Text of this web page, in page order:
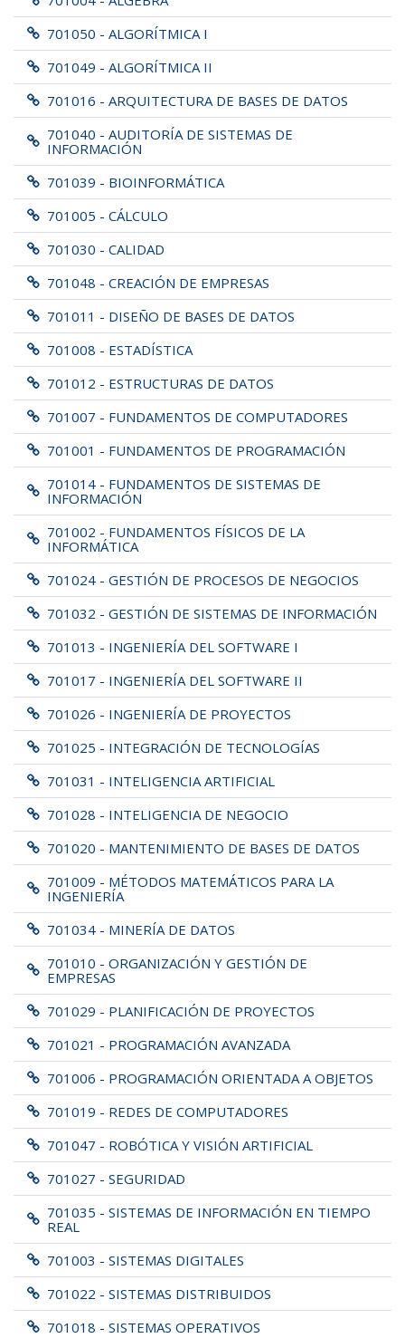
701050 - ALGORÍTMICA I
701049 - ALGORÍTMICA II
701016 - ARQUITECTURA DE BASES DE DATOS
701040 - AUDITORÍA DE SISTEMAS DE
INFORMACIÓN
701039 - BIOINFORMÁTICA
701005 - CÁLCULO
701030 - CALIDAD
701048 - CREACIÓN DE EMPRESAS
701011 - DISEÑO DE BASES DE DATOS
701008 - ESTADÍSTICA
701012 - ESTRUCTURAS DE DATOS
701007 - FUNDAMENTOS DE COMPUTADORES
701001 - FUNDAMENTOS DE PROGRAMACIÓN
701014 - FUNDAMENTOS DE SISTEMAS DE
INFORMACIÓN
701002 - FUNDAMENTOS FÍSICOS DE LA
INFORMÁTICA
701024 - GESTIÓN DE PROCESOS DE NEGOCIOS
701032 - GESTIÓN DE SISTEMAS DE INFORMACIÓN
701013 - INGENIERÍA DEL SOFTWARE I
701017 - INGENIERÍA DEL SOFTWARE II
701026 - INGENIERÍA DE PROYECTOS
701025 - INTEGRACIÓN DE TECNOLOGÍAS
701031 - INTELIGENCIA ARTIFICIAL
701028 - INTELIGENCIA DE NEGOCIO
701020 - MANTENIMIENTO DE BASES DE DATOS
701009 - MÉTODOS MATEMÁTICOS PARA LA
INGENIERÍA
701034 - MINERÍA DE DATOS
701010 - ORGANIZACIÓN Y GESTIÓN DE
EMPRESAS
701029 - PLANIFICACIÓN DE PROYECTOS
701021 - PROGRAMACIÓN AVANZADA
701006 - PROGRAMACIÓN ORIENTADA A OBJETOS
701019 - REDES DE COMPUTADORES
701047 - ROBÓTICA Y VISIÓN ARTIFICIAL
701027 - SEGURIDAD
701035 - SISTEMAS DE INFORMACIÓN EN TIEMPO
REAL
701003 - SISTEMAS DIGITALES
701022 - SISTEMAS DISTRIBUIDOS
701018 - SISTEMAS OPERATIVOS